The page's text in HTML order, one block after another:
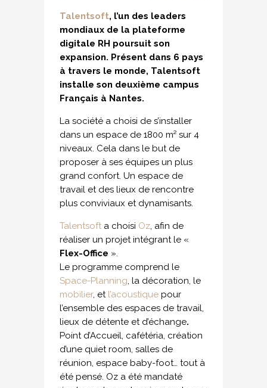
Talentsoft, l’un des leaders
mondiaux de la plateforme
digitale RH poursuit son
expansion. Présent dans 6 pays
à travers le monde, Talentsoft
installe son deuxième campus
Français à Nantes.
La société a choisi de s’installer
dans un espace de 1800 m² sur 4
niveaux. Cela dans le but de
proposer à ses équipes un plus
grand confort. Un espace de
travail et des lieux de rencontre
plus conviviaux et dynamisants.
Talentsoft a choisi Oz, afin de
réaliser un projet intégrant le «
Flex-Office ».
Le programme comprend le
Space-Planning, la décoration, le
mobilier, et l’acoustique pour
l’ensemble des espaces de travail,
lieux de détente et d’échange.
Point d’Accueil, cafétéria, création
d’une quiet room, salles de
réunion, espace baby-foot… tout à
été pensé. Oz a été mandaté